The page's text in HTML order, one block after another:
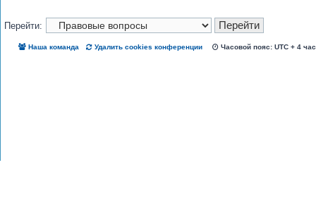
Перейти:
Наша команда Удалить cookies конференции Часовой пояс: UTC + 4